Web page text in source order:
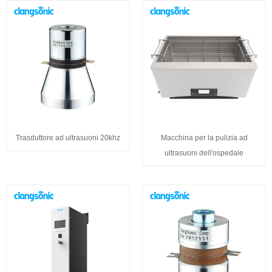
Trasduttore ad ultrasuoni 20khz
Macchina per la pulizia ad
ultrasuoni dell'ospedale